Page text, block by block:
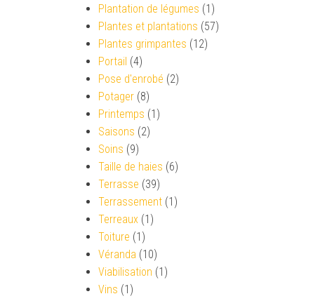
Plantation de légumes (1)
Plantes et plantations (57)
Plantes grimpantes (12)
Portail (4)
Pose d'enrobé (2)
Potager (8)
Printemps (1)
Saisons (2)
Soins (9)
Taille de haies (6)
Terrasse (39)
Terrassement (1)
Terreaux (1)
Toiture (1)
Véranda (10)
Viabilisation (1)
Vins (1)